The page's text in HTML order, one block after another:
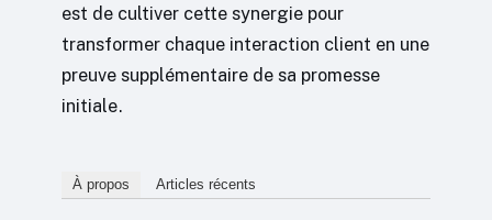
est de cultiver cette synergie pour
transformer chaque interaction client en une
preuve supplémentaire de sa promesse
initiale.
À propos Articles récents